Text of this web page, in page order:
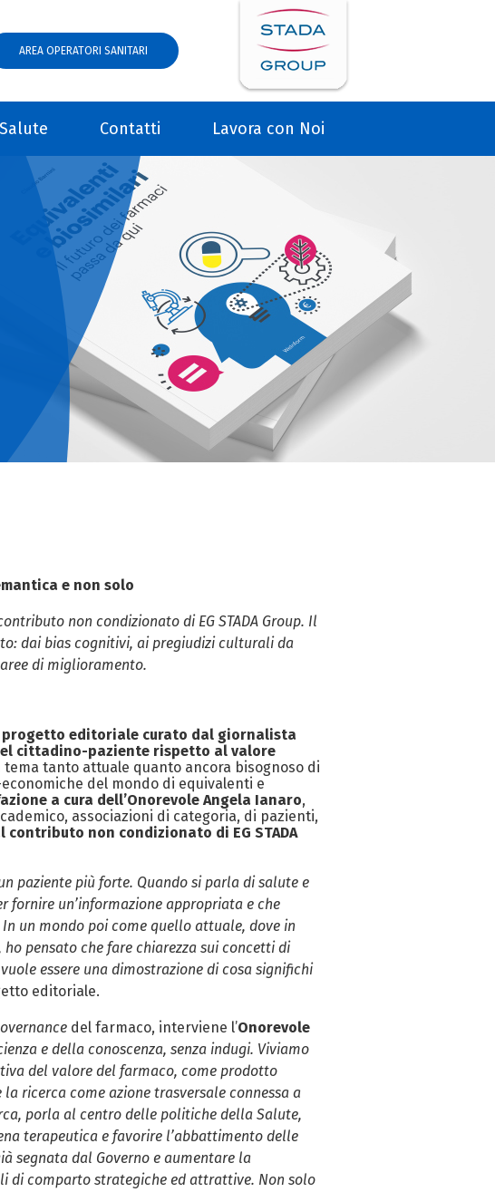
AREA OPERATORI SANITARI
Contatti Lavora con Noi
e non solo
non condizionato di EG STADA Group. Il
dai bias cognitivi, ai pregiudizi culturali da
di miglioramento.
progetto editoriale curato dal giornalista
cittadino-paziente rispetto al valore
tanto attuale quanto ancora bisognoso di
del mondo di equivalenti e
a cura dell’Onorevole Angela Ianaro,
associazioni di categoria, di pazienti,
contributo non condizionato di EG STADA
paziente più forte. Quando si parla di salute e
fornire un’informazione appropriata e che
un mondo poi come quello attuale, dove in
pensato che fare chiarezza sui concetti di
essere una dimostrazione di cosa significhi
editoriale.
del farmaco, interviene l’Onorevole
e della conoscenza, senza indugi. Viviamo
del valore del farmaco, come prodotto
ricerca come azione trasversale connessa a
porla al centro delle politiche della Salute,
terapeutica e favorire l’abbattimento delle
segnata dal Governo e aumentare la
di comparto strategiche ed attrattive. Non solo